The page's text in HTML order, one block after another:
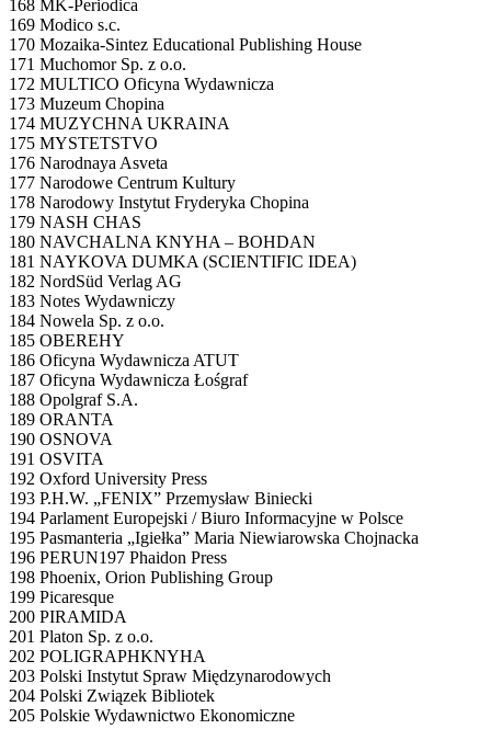
168 MK-Periodica
169 Modico s.c.
170 Mozaika-Sintez Educational Publishing House
171 Muchomor Sp. z o.o.
172 MULTICO Oficyna Wydawnicza
173 Muzeum Chopina
174 MUZYCHNA UKRAINA
175 MYSTETSTVO
176 Narodnaya Asveta
177 Narodowe Centrum Kultury
178 Narodowy Instytut Fryderyka Chopina
179 NASH CHAS
180 NAVCHALNA KNYHA – BOHDAN
181 NAYKOVA DUMKA (SCIENTIFIC IDEA)
182 NordSüd Verlag AG
183 Notes Wydawniczy
184 Nowela Sp. z o.o.
185 OBEREHY
186 Oficyna Wydawnicza ATUT
187 Oficyna Wydawnicza Łośgraf
188 Opolgraf S.A.
189 ORANTA
190 OSNOVA
191 OSVITA
192 Oxford University Press
193 P.H.W. „FENIX” Przemysław Biniecki
194 Parlament Europejski / Biuro Informacyjne w Polsce
195 Pasmanteria „Igiełka” Maria Niewiarowska Chojnacka
196 PERUN197 Phaidon Press
198 Phoenix, Orion Publishing Group
199 Picaresque
200 PIRAMIDA
201 Platon Sp. z o.o.
202 POLIGRAPHKNYHA
203 Polski Instytut Spraw Międzynarodowych
204 Polski Związek Bibliotek
205 Polskie Wydawnictwo Ekonomiczne